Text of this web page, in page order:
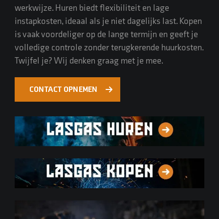
CONTACT
werkwijze. Huren biedt flexibiliteit en lage
instapkosten, ideaal als je niet dagelijks last. Kopen
is vaak voordeliger op de lange termijn en geeft je
volledige controle zonder terugkerende huurkosten.
Twijfel je? Wij denken graag met je mee.
CONTACT OPNEMEN